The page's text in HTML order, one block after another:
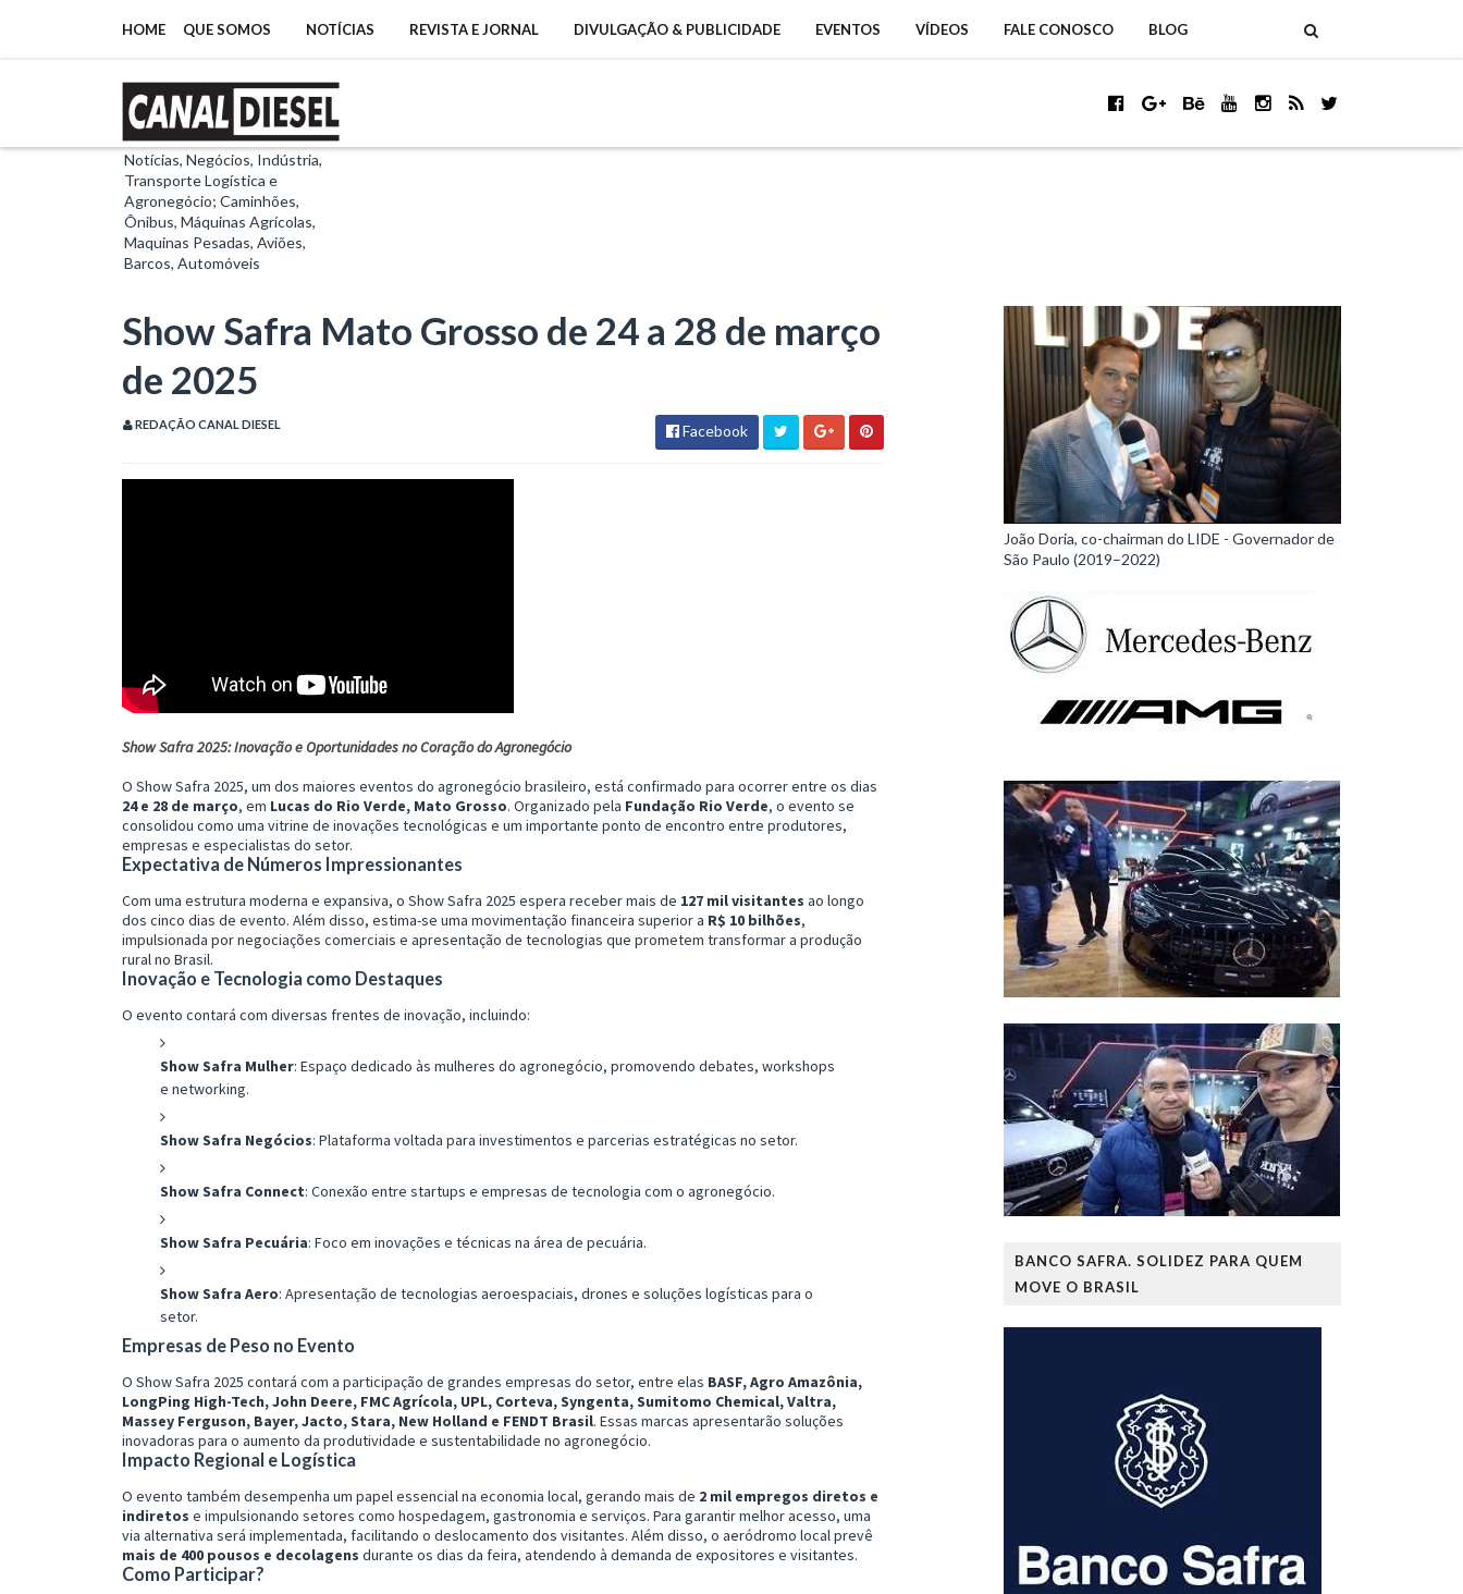
HOME QUE SOMOS NOTÍCIAS REVISTA E JORNAL DIVULGAÇÃO & PUBLICIDADE EVENTOS VÍDEOS FALE CONOSCO BLOG
Notícias, Negócios, Indústria,
Transporte Logística e
Agronegócio; Caminhões,
Ônibus, Máquinas Agrícolas,
Maquinas Pesadas, Aviões,
Barcos, Automóveis
Show Safra Mato Grosso de 24 a 28 de março
de 2025
REDAÇÃO CANAL DIESEL Facebook
Show Safra 2025: Inovação e Oportunidades no Coração do Agronegócio
O Show Safra 2025, um dos maiores eventos do agronegócio brasileiro, está confirmado para ocorrer entre os dias
24 e 28 de março, em Lucas do Rio Verde, Mato Grosso. Organizado pela Fundação Rio Verde, o evento se
consolidou como uma vitrine de inovações tecnológicas e um importante ponto de encontro entre produtores,
empresas e especialistas do setor.
Expectativa de Números Impressionantes
Com uma estrutura moderna e expansiva, o Show Safra 2025 espera receber mais de 127 mil visitantes ao longo
dos cinco dias de evento. Além disso, estima-se uma movimentação financeira superior a R$ 10 bilhões,
impulsionada por negociações comerciais e apresentação de tecnologias que prometem transformar a produção
rural no Brasil.
Inovação e Tecnologia como Destaques
O evento contará com diversas frentes de inovação, incluindo:
Show Safra Mulher: Espaço dedicado às mulheres do agronegócio, promovendo debates, workshops
e networking.
Show Safra Negócios: Plataforma voltada para investimentos e parcerias estratégicas no setor.
Show Safra Connect: Conexão entre startups e empresas de tecnologia com o agronegócio.
Show Safra Pecuária: Foco em inovações e técnicas na área de pecuária.
Show Safra Aero: Apresentação de tecnologias aeroespaciais, drones e soluções logísticas para o
setor.
Empresas de Peso no Evento
O Show Safra 2025 contará com a participação de grandes empresas do setor, entre elas BASF, Agro Amazônia,
LongPing High-Tech, John Deere, FMC Agrícola, UPL, Corteva, Syngenta, Sumitomo Chemical, Valtra,
Massey Ferguson, Bayer, Jacto, Stara, New Holland e FENDT Brasil. Essas marcas apresentarão soluções
inovadoras para o aumento da produtividade e sustentabilidade no agronegócio.
Impacto Regional e Logística
O evento também desempenha um papel essencial na economia local, gerando mais de 2 mil empregos diretos e
indiretos e impulsionando setores como hospedagem, gastronomia e serviços. Para garantir melhor acesso, uma
via alternativa será implementada, facilitando o deslocamento dos visitantes. Além disso, o aeródromo local prevê
mais de 400 pousos e decolagens durante os dias da feira, atendendo à demanda de expositores e visitantes.
Como Participar?
João Doria, co-chairman do LIDE - Governador de
São Paulo (2019–2022)
BANCO SAFRA. SOLIDEZ PARA QUEM
MOVE O BRASIL